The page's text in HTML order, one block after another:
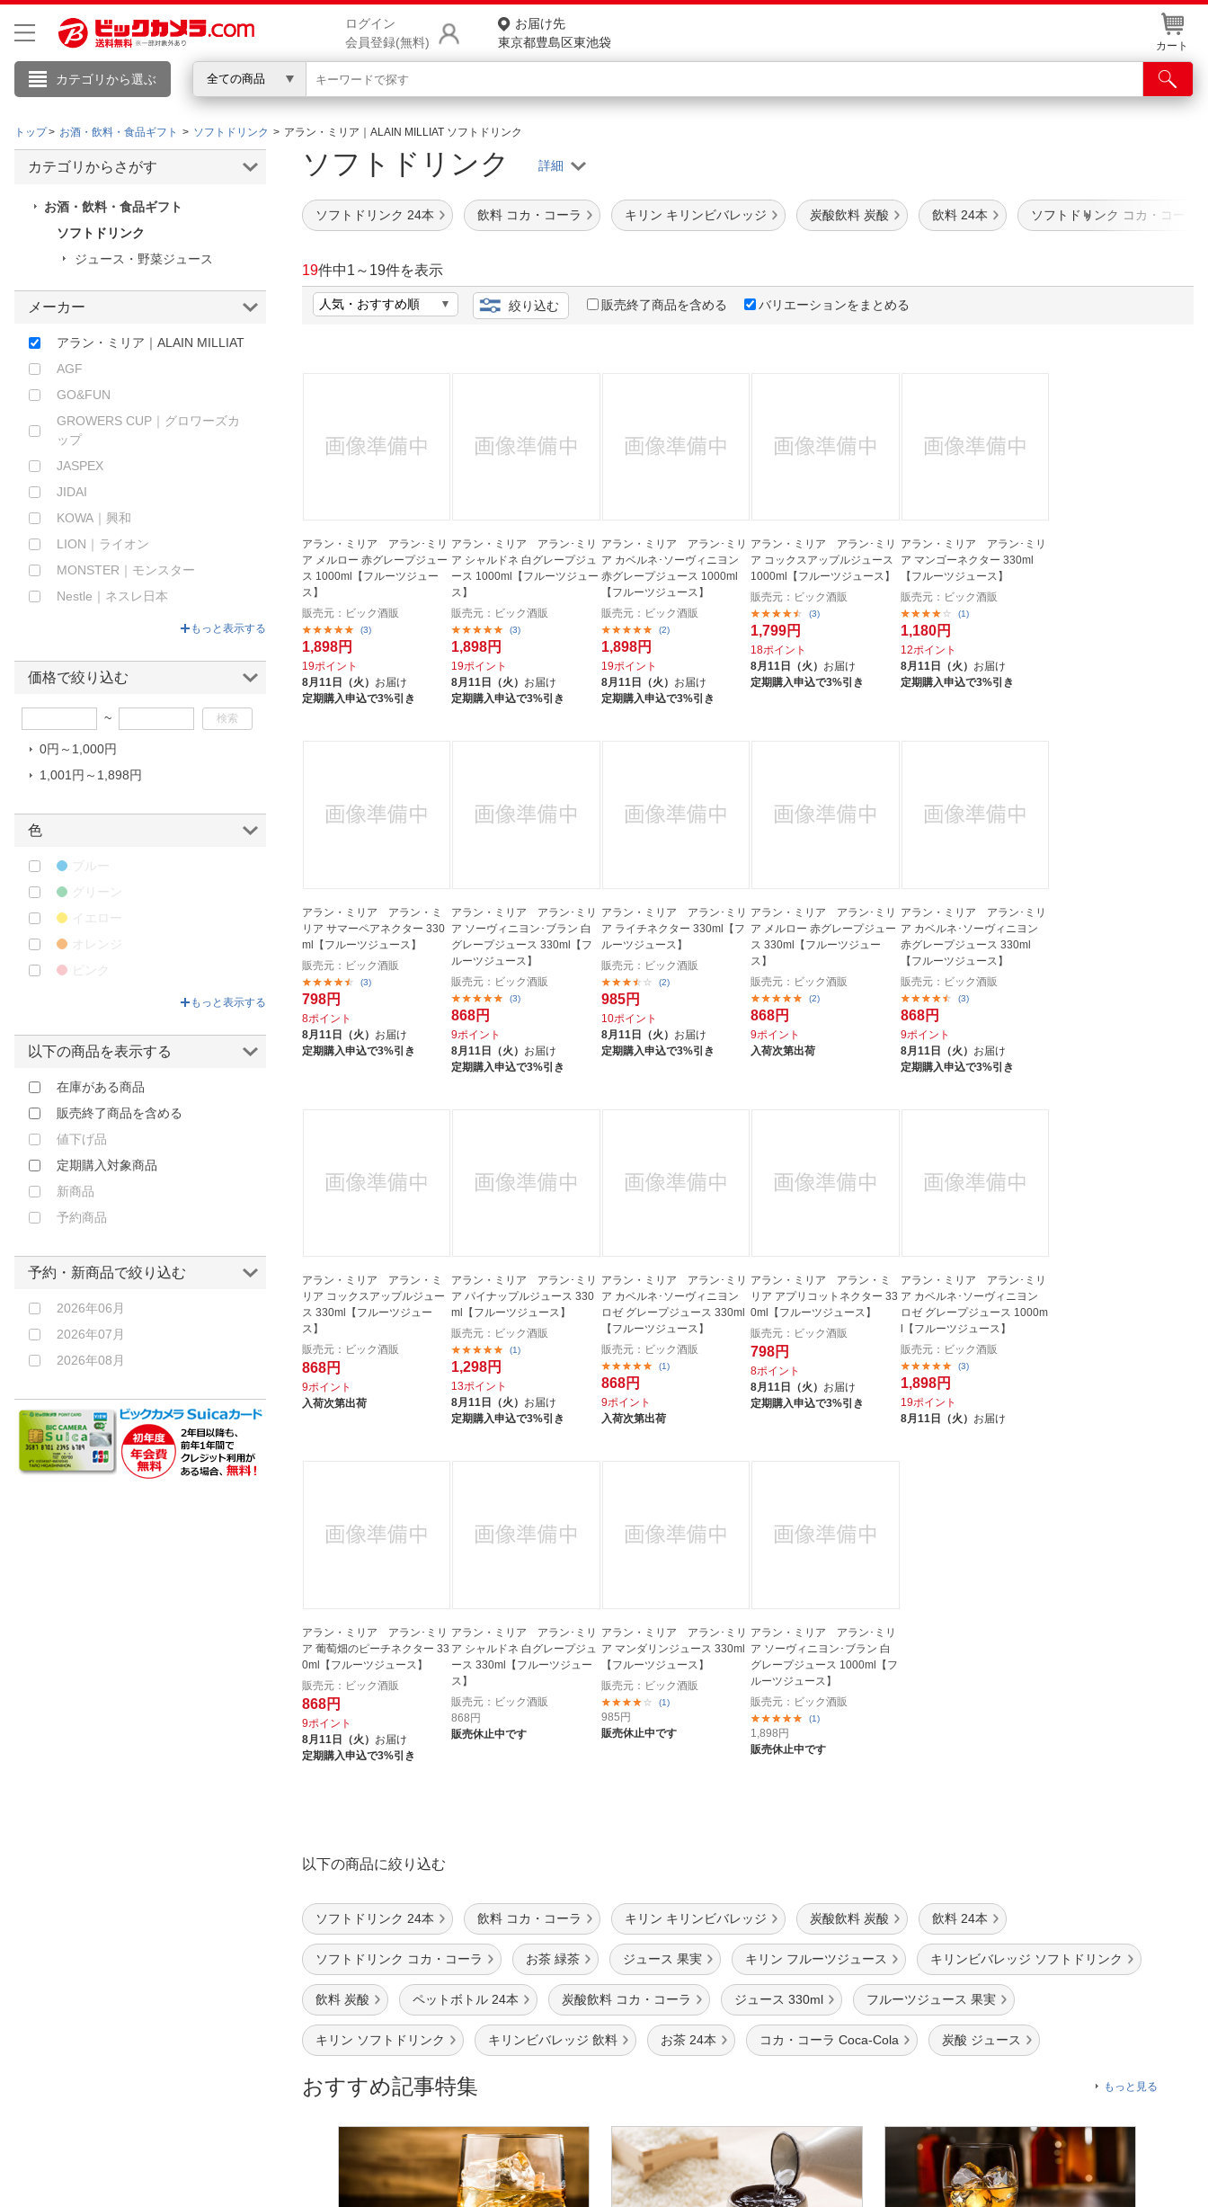
ログイン
会員登録(無料)
お届け先
東京都豊島区東池袋
カート
カテゴリから選ぶ 全ての商品
こんにちは
新規会員登録
お買いもの履歴
ほしいもの
商品をさがす
ランキングからさがす
カテゴリ一覧からさがす
ご利用規約
ネット取り置き
ポイントカードWEB登録
お取り寄せ品入荷状況照会
IR情報
English / 中文
トップ お酒・飲料・食品ギフト ソフトドリンク アラン・ミリア｜ALAIN MILLIAT ソフトドリンク
ソフトドリンク
ソフトドリンク 24本 飲料 コカ・コーラ キリン キリンビバレッジ 炭酸飲料 炭酸 飲料 24本 ソフトドリンク コカ・コーラ
19件中1 ～ 19件を表示
絞り込む 販売終了商品を含める バリエーションをまとめる
アラン・ミリア アラン･ミリ
ア メルロー 赤グレープジュー
ス 1000ml【フルーツジュー
ス】
販売元：ビック酒販
(3)
1,898円
19ポイント
8月11日（火） お届け
定期購入申込で3%引き
アラン・ミリア アラン･ミリ
ア シャルドネ 白グレープジュ
ース 1000ml【フルーツジュー
ス】
販売元：ビック酒販
(3)
1,898円
19ポイント
8月11日（火） お届け
定期購入申込で3%引き
アラン・ミリア アラン･ミリ
ア カベルネ･ソーヴィニヨン
赤グレープジュース 1000ml
【フルーツジュース】
販売元：ビック酒販
(2)
1,898円
19ポイント
8月11日（火） お届け
定期購入申込で3%引き
アラン・ミリア アラン･ミリ
ア コックスアップルジュース
1000ml【フルーツジュース】
販売元：ビック酒販
(3)
1,799円
18ポイント
8月11日（火） お届け
定期購入申込で3%引き
アラン・ミリア アラン･ミリ
ア マンゴーネクター 330ml
【フルーツジュース】
販売元：ビック酒販
(1)
1,180円
12ポイント
8月11日（火） お届け
定期購入申込で3%引き
アラン・ミリア アラン・ミ
リア サマーペアネクター 330
ml【フルーツジュース】
販売元：ビック酒販
(3)
798円
8ポイント
8月11日（火） お届け
定期購入申込で3%引き
アラン・ミリア アラン･ミリ
ア ソーヴィニヨン･ブラン 白
グレープジュース 330ml【フ
ルーツジュース】
販売元：ビック酒販
(3)
868円
9ポイント
8月11日（火） お届け
定期購入申込で3%引き
アラン・ミリア アラン･ミリ
ア ライチネクター 330ml【フ
ルーツジュース】
販売元：ビック酒販
(2)
985円
10ポイント
8月11日（火） お届け
定期購入申込で3%引き
アラン・ミリア アラン･ミリ
ア メルロー 赤グレープジュー
ス 330ml【フルーツジュー
ス】
販売元：ビック酒販
(2)
868円
9ポイント
入荷次第出荷
アラン・ミリア アラン･ミリ
ア カベルネ･ソーヴィニヨン
赤グレープジュース 330ml
【フルーツジュース】
販売元：ビック酒販
(3)
868円
9ポイント
8月11日（火） お届け
定期購入申込で3%引き
アラン・ミリア アラン・ミ
リア コックスアップルジュー
ス 330ml【フルーツジュー
ス】
販売元：ビック酒販
868円
9ポイント
入荷次第出荷
アラン・ミリア アラン･ミリ
ア パイナップルジュース 330
ml【フルーツジュース】
販売元：ビック酒販
(1)
1,298円
13ポイント
8月11日（火） お届け
定期購入申込で3%引き
アラン・ミリア アラン･ミリ
ア カベルネ･ソーヴィニヨン
ロゼ グレープジュース 330ml
【フルーツジュース】
販売元：ビック酒販
(1)
868円
9ポイント
入荷次第出荷
アラン・ミリア アラン・ミ
リア アプリコットネクター 33
0ml【フルーツジュース】
販売元：ビック酒販
798円
8ポイント
8月11日（火） お届け
定期購入申込で3%引き
アラン・ミリア アラン･ミリ
ア カベルネ･ソーヴィニヨン
ロゼ グレープジュース 1000m
l【フルーツジュース】
販売元：ビック酒販
(3)
1,898円
19ポイント
8月11日（火） お届け
アラン・ミリア アラン･ミリ
ア 葡萄畑のピーチネクター 33
0ml【フルーツジュース】
販売元：ビック酒販
868円
9ポイント
8月11日（火） お届け
定期購入申込で3%引き
アラン・ミリア アラン･ミリ
ア シャルドネ 白グレープジュ
ース 330ml【フルーツジュー
ス】
販売元：ビック酒販
868円
販売休止中です
アラン・ミリア アラン･ミリ
ア マンダリンジュース 330ml
【フルーツジュース】
販売元：ビック酒販
(1)
985円
販売休止中です
アラン・ミリア アラン･ミリ
ア ソーヴィニヨン･ブラン 白
グレープジュース 1000ml【フ
ルーツジュース】
販売元：ビック酒販
(1)
1,898円
販売休止中です
以下の商品に絞り込む
ソフトドリンク 24本 飲料 コカ・コーラ キリン キリンビバレッジ 炭酸飲料 炭酸 飲料 24本
ソフトドリンク コカ・コーラ お茶 緑茶 ジュース 果実 キリン フルーツジュース キリンビバレッジ ソフトドリンク
飲料 炭酸 ペットボトル 24本 炭酸飲料 コカ・コーラ ジュース 330ml フルーツジュース 果実
キリン ソフトドリンク キリンビバレッジ 飲料 お茶 24本 コカ・コーラ Coca-Cola 炭酸 ジュース
おすすめ記事特集 もっと見る
カテゴリからさがす
お酒・飲料・食品ギフト
ソフトドリンク
ジュース・野菜ジュース
メーカー
AGF
GO&FUN
GROWERS CUP｜グロワーズカ
ップ
JASPEX
JIDAI
KOWA｜興和
LION｜ライオン
MONSTER｜モンスター
Nestle｜ネスレ日本
UCC
UCC上島珈琲｜ユーシーシー
ZONe｜ゾーン
アイリスフーズ｜IRIS FOODS
アラン・ミリア｜ALAIN MILLIAT
Pharmaceutical
アルプス｜ALPS
アヲハタ
アンビカ｜Ambika
アートコーヒー｜ARTCOFFEE
イリー｜illy
エスエス製薬｜SSP
エーザイ｜Eisai
エースコック｜ACECOOK
カゴメ｜KAGOME
カルピス｜CALPIS
キリン｜KIRIN
キリンビバレッジ｜KIRIN
コカコーラ｜Coca-Cola
コナミ｜Konami
コントレックス｜Contrex
サントリー｜Suntory
サントリー｜SUNTORY
サンヨー食品｜SANYO FOODS
しょうがのむし
ジャスティス｜Justice
もっと表示する
価格で絞り込む
~
0円～1,000円
1,001円～1,898円
色
ブルー
グリーン
イエロー
オレンジ
ピンク
もっと表示する
以下の商品を表示する
在庫がある商品
販売終了商品を含める
値下げ品
定期購入対象商品
新商品
予約商品
予約・新商品で絞り込む
2026年06月
2026年07月
2026年08月